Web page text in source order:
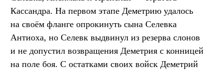
Кассандра. На первом этапе Деметрию удалось
на своём фланге опрокинуть сына Селевка
Антиоха, но Селевк выдвинул из резерва слонов
и не допустил возвращения Деметрия с конницей
на поле боя. С остатками своих войск Деметрий